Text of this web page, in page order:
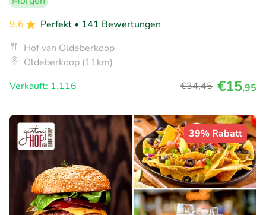
9.6
Perfekt • 141 Bewertungen
Hof van Oldeberkoop
Oldeberkoop (11km)
Verkauft: 1.116
€34,45 €15,95
39% Rabatt